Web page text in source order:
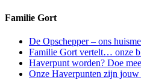
Familie Gort
De Opschepper – ons
Familie Gort vertelt… onze
Haverpunt worden? Doe mee
Onze Haverpunten zijn jouw